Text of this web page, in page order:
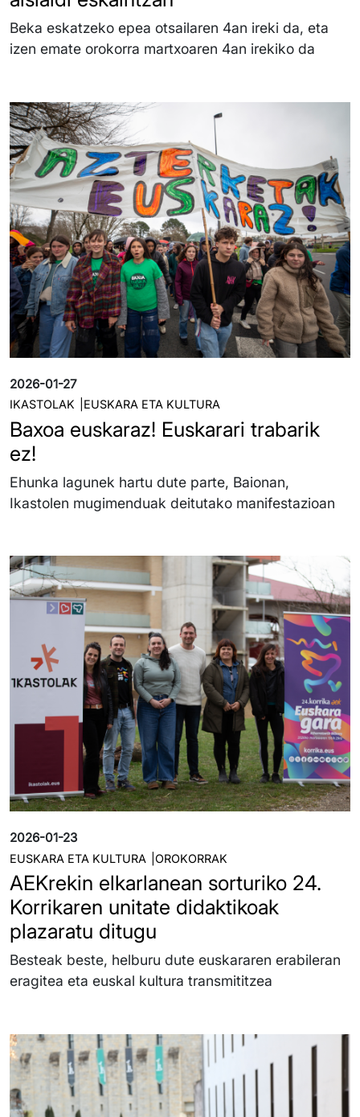
Beka eskatzeko epea otsailaren 4an ireki da, eta
izen emate orokorra martxoaren 4an irekiko da
Irudia
2026-01-27
IKASTOLAK EUSKARA ETA KULTURA
Baxoa euskaraz! Euskarari trabarik
ez!
Ehunka lagunek hartu dute parte, Baionan,
Ikastolen mugimenduak deitutako manifestazioan
Irudia
2026-01-23
EUSKARA ETA KULTURA OROKORRAK
AEKrekin elkarlanean sorturiko 24.
Korrikaren unitate didaktikoak
plazaratu ditugu
Besteak beste, helburu dute euskararen erabileran
eragitea eta euskal kultura transmititzea
Irudia